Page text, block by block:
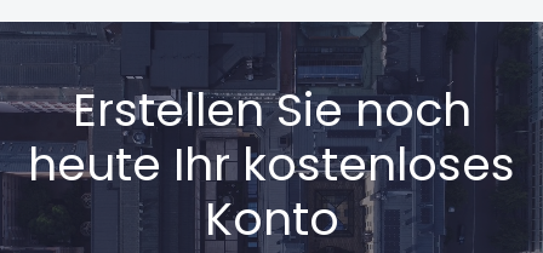
Erstellen Sie noch
heute Ihr kostenloses
Konto